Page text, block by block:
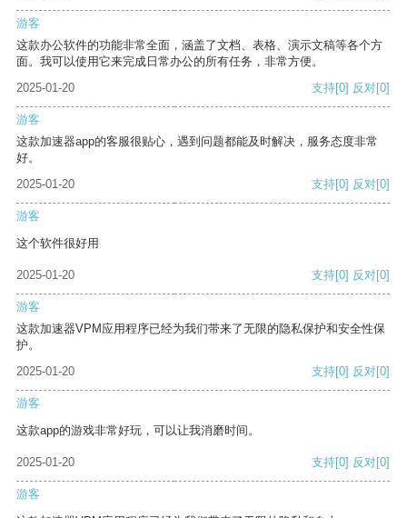
游客
这款办公软件的功能非常全面，涵盖了文档、表格、演示文稿等各个方
面。我可以使用它来完成日常办公的所有任务，非常方便。
2025-01-20
支持[0] 反对[0]
游客
这款加速器app的客服很贴心，遇到问题都能及时解决，服务态度非常
好。
2025-01-20
支持[0] 反对[0]
游客
这个软件很好用
2025-01-20 支持[0] 反对[0]
游客
这款加速器VPM应用程序已经为我们带来了无限的隐私保护和安全性保
护。
2025-01-20
支持[0] 反对[0]
游客
这款app的游戏非常好玩，可以让我消磨时间。
2025-01-20 支持[0] 反对[0]
游客